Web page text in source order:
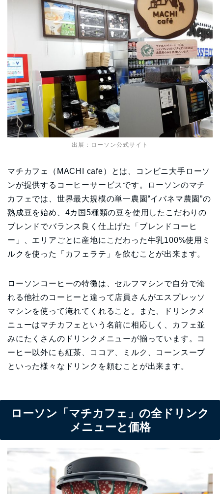
出展： ローソン公式サイト
マチカフェ（MACHI cafe）とは、コンビニ大手ローソ
ンが提供するコーヒーサービスです。ローソンのマチ
カフェでは、世界最大規模の単一農園‟イバネマ農園”の
熟成豆を始め、4カ国5種類の豆を使用したこだわりの
ブレンドでバランス良く仕上げた「ブレンドコーヒ
ー」、エリアごとに産地にこだわった牛乳100%使用ミ
ルクを使った「カフェラテ」を飲むことが出来ます。
ローソンコーヒーの特徴は、セルフマシンで自分で淹
れる他社のコーヒーと違って店員さんがエスプレッソ
マシンを使って淹れてくれること。また、ドリンクメ
ニューはマチカフェという名前に相応しく、カフェ並
みにたくさんのドリンクメニューが揃っています。コ
ーヒー以外にも紅茶、ココア、ミルク、コーンスープ
といった様々なドリンクを頼むことが出来ます。
ローソン「マチカフェ」の全ドリンク
メニューと価格